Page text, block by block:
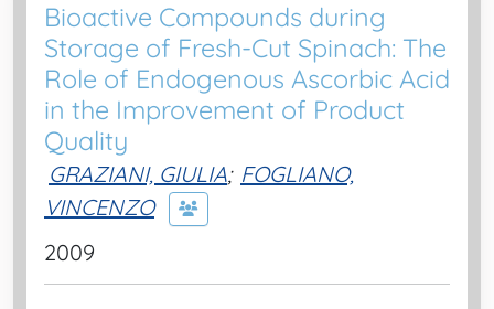
Bioactive Compounds during
Storage of Fresh-Cut Spinach: The
Role of Endogenous Ascorbic Acid
in the Improvement of Product
Quality
GRAZIANI, GIULIA; FOGLIANO,
VINCENZO
2009